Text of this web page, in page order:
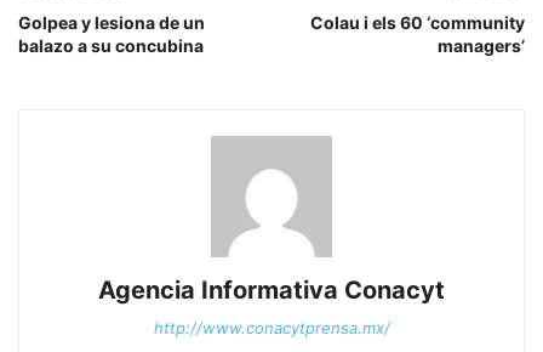
Golpea y lesiona de un
balazo a su concubina
Colau i els 60 ‘community
managers’
Agencia Informativa Conacyt
http://www.conacytprensa.mx/